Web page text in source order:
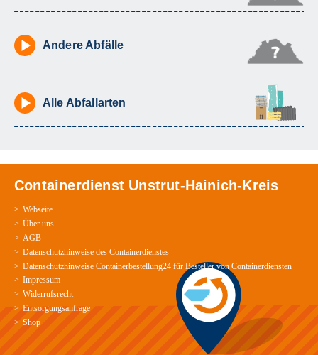
Andere Abfälle
Alle Abfallarten
Containerdienst Unstrut-Hainich-Kreis
Webseite
Über uns
AGB
Datenschutzhinweise des Containerdienstes
Datenschutzhinweise Containerbestellung24 für Besteller von Containerdiensten
Impressum
Widerrufsrecht
Entsorgungsanfrage
Shop